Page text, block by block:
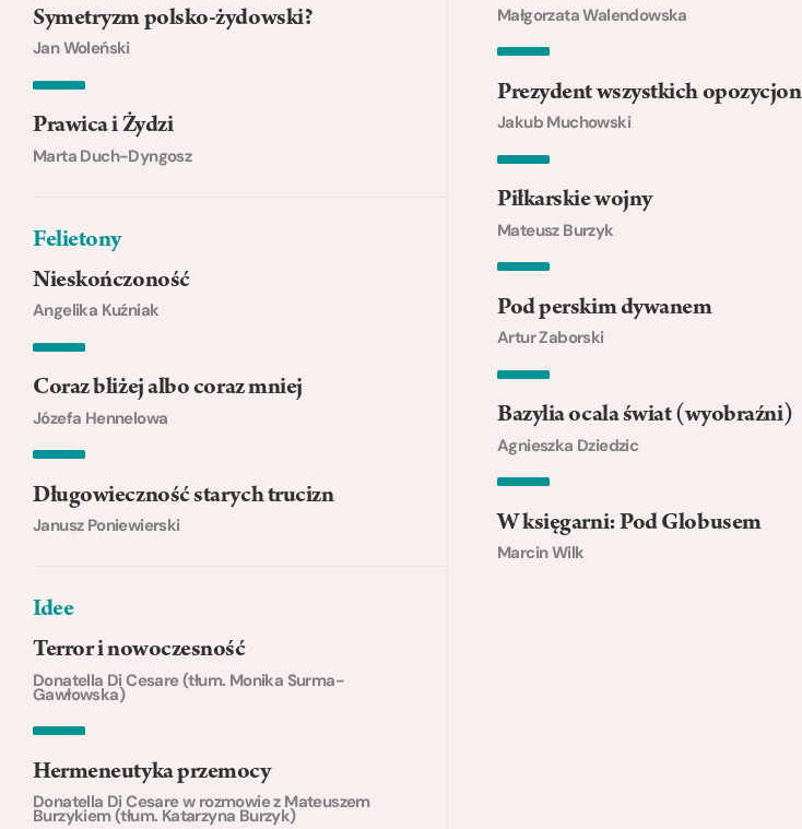
Symetryzm polsko-żydowski?
Jan Woleński
Prawica i Żydzi
Marta Duch-Dyngosz
Felietony
Nieskończoność
Angelika Kuźniak
Coraz bliżej albo coraz mniej
Józefa Hennelowa
Długowieczność starych trucizn
Janusz Poniewierski
Idee
Terror i nowoczesność
Donatella Di Cesare (tłum. Monika Surma-
Gawłowska)
Hermeneutyka przemocy
Donatella Di Cesare w rozmowie z Mateuszem
Burzykiem (tłum. Katarzyna Burzyk)
Małgorzata Walendowska
Prezydent wszystkich
Jakub Muchowski
Piłkarskie wojny
Mateusz Burzyk
Pod perskim dywanem
Artur Zaborski
Bazylia ocala świat (wyobraźni)
Agnieszka Dziedzic
W księgarni: Pod Globusem
Marcin Wilk